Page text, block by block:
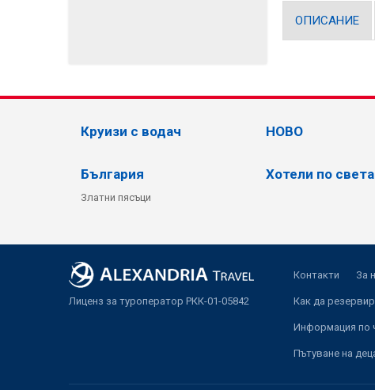
ОПИСАНИЕ
Круизи с водач НОВО
България
Златни пясъци
Хотели по света
Лиценз за туроператор РКК-01-05842
Контакти За
Как да
Информация по
Пътуване на